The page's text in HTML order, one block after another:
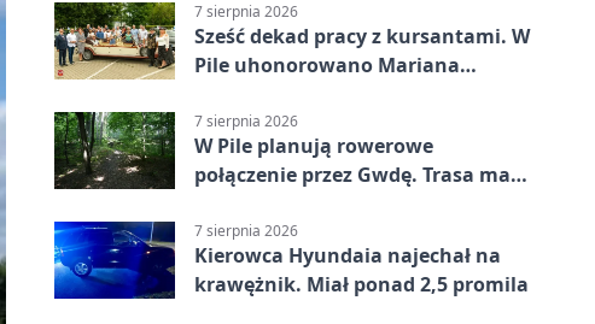
7 sierpnia 2026
Sześć dekad pracy z kursantami. W
Pile uhonorowano Mariana
7 sierpnia 2026
W Pile planują rowerowe
połączenie przez Gwdę. Trasa ma
7 sierpnia 2026
Kierowca Hyundaia najechał na
krawężnik. Miał ponad 2,5 promila